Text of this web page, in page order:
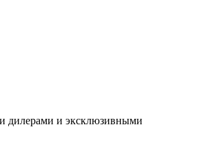
дилерами и эксклюзивными